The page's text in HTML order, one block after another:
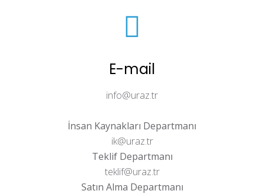
E-mail
info@uraz.tr
İnsan Kaynakları Departmanı
ik@uraz.tr
Teklif Departmanı
teklif@uraz.tr
Satın Alma Departmanı